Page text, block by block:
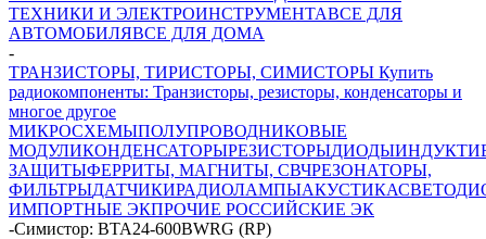
ТЕХНИКИ И ЭЛЕКТРОИНСТРУМЕНТАВСЕ ДЛЯ
АВТОМОБИЛЯВСЕ ДЛЯ ДОМА
-
ТРАНЗИСТОРЫ, ТИРИСТОРЫ, СИМИСТОРЫ Купить
радиокомпоненты: Транзисторы, резисторы, конденсаторы и
многое другое
МИКРОСХЕМЫПОЛУПРОВОДНИКОВЫЕ
МОДУЛИКОНДЕНСАТОРЫРЕЗИСТОРЫДИОДЫ
ЗАЩИТЫФЕРРИТЫ, МАГНИТЫ, СВЧРЕЗОНАТОРЫ,
ФИЛЬТРЫДАТЧИКИРАДИОЛАМПЫАКУСТИКА
ИМПОРТНЫЕ ЭКПРОЧИЕ РОССИЙСКИЕ ЭК
-Симистор: BTA24-600BWRG (RP)